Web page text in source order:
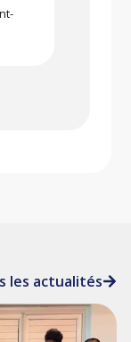
les actualités